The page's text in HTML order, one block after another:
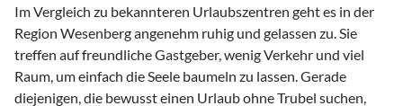
Im Vergleich zu bekannteren Urlaubszentren geht es in der
Region Wesenberg angenehm ruhig und gelassen zu. Sie
treffen auf freundliche Gastgeber, wenig Verkehr und viel
Raum, um einfach die Seele baumeln zu lassen. Gerade
diejenigen, die bewusst einen Urlaub ohne Trubel suchen,